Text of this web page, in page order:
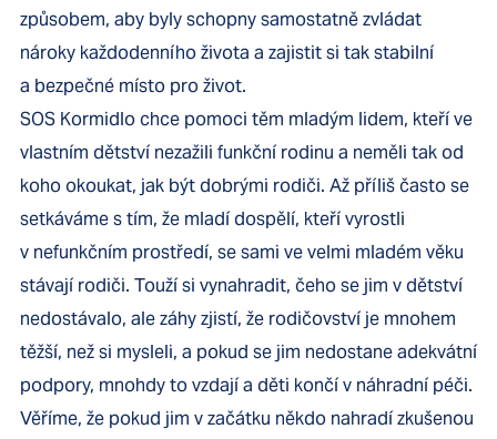
způsobem, aby byly schopny samostatně zvládat
nároky každodenního života a zajistit si tak stabilní
a bezpečné místo pro život.
SOS Kormidlo chce pomoci těm mladým lidem, kteří ve
vlastním dětství nezažili funkční rodinu a neměli tak od
koho okoukat, jak být dobrými rodiči. Až příliš často se
setkáváme s tím, že mladí dospělí, kteří vyrostli
v nefunkčním prostředí, se sami ve velmi mladém věku
stávají rodiči. Touží si vynahradit, čeho se jim v dětství
nedostávalo, ale záhy zjistí, že rodičovství je mnohem
těžší, než si mysleli, a pokud se jim nedostane adekvátní
podpory, mnohdy to vzdají a děti končí v náhradní péči.
Věříme, že pokud jim v začátku někdo nahradí zkušenou